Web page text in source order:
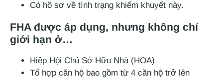
Có hồ sơ về tình trạng khiếm khuyết này.
FHA được áp dụng, nhưng không chỉ
giới hạn ở…
Hiệp Hội Chủ Sở Hữu Nhà (HOA)
Tổ hợp căn hộ bao gồm từ 4 căn hộ trở lên